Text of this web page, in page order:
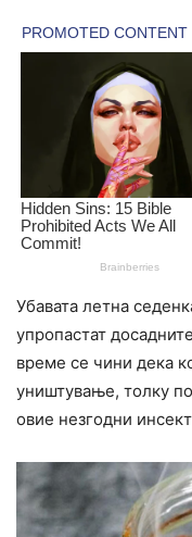
Убавата летна
упропастат
време се чини дека
yништување, толку
овие незгодни